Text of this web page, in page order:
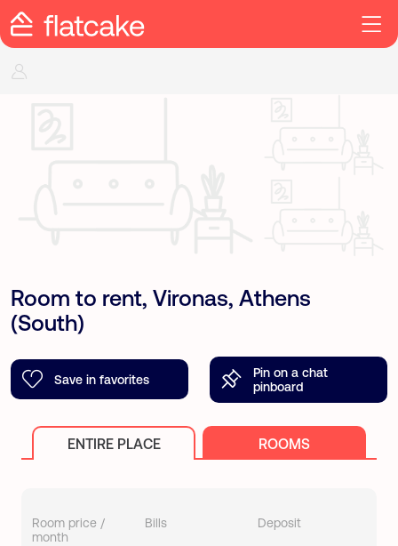
Room to rent, Vironas, Athens
(South)
Save in favorites
Pin on a chat
pinboard
ENTIRE PLACE ROOMS
Room price /
month
Bills Deposit